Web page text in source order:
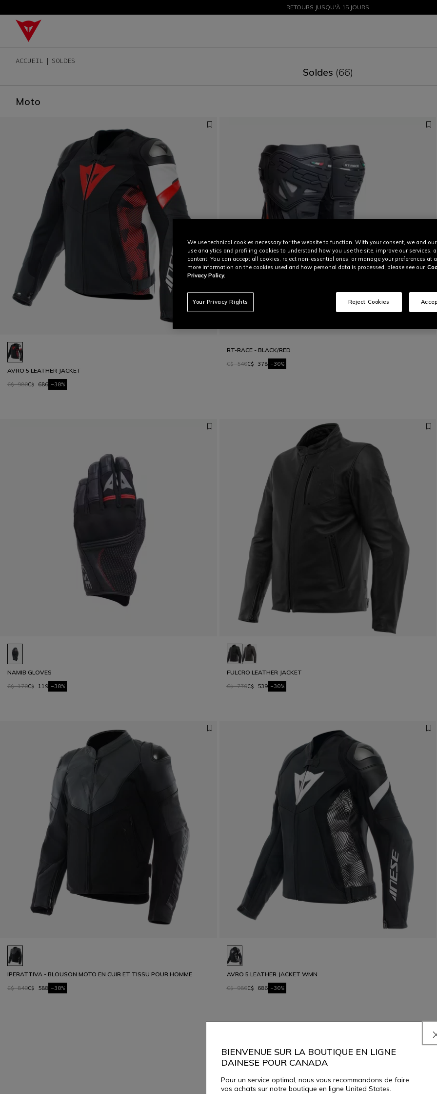
SOLDES JUSQU'À-50 % – ACHETEZ MAINTENANT
RETOURS JUSQU'À 15 JOURS
ACCUEIL SOLDES
Soldes (66)
Moto
AVRO 5 LEATHER JACKET
C$ 980C$ 686 -30%
RT-RACE - BLACK/RED
C$ 540C$ 378 -30%
NAMIB GLOVES
C$ 170C$ 119 -30%
FULCRO LEATHER JACKET
C$ 770C$ 539 -30%
IPERATTIVA - BLOUSON MOTO EN CUIR ET TISSU POUR HOMME
C$ 840C$ 588 -30%
AVRO 5 LEATHER JACKET WMN
C$ 980C$ 686 -30%
PLUS DE RÉSULTATS
BIENVENUE SUR LA BOUTIQUE EN LIGNE
DAINESE POUR CANADA
Pour un service optimal, nous vous recommandons de faire
vos achats sur notre boutique en ligne United States.
We use technical cookies necessary for the website to function. With your consent, we and
use analytics and profiling cookies to understand how you use the site, improve our services,
content. You can accept all cookies, reject non-essential ones, or manage your preferences at
more information on the cookies used and how personal data is processed, please see our
Privacy Policy.
Your Privacy Rights Reject Cookies